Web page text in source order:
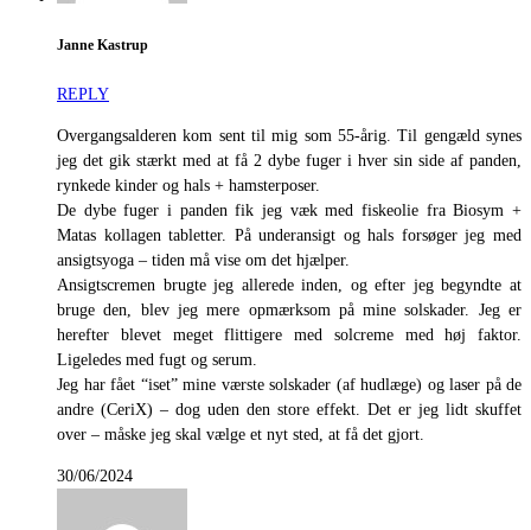
Janne Kastrup
REPLY
Overgangsalderen kom sent til mig som 55-årig. Til gengæld synes
jeg det gik stærkt med at få 2 dybe fuger i hver sin side af panden,
rynkede kinder og hals + hamsterposer.
De dybe fuger i panden fik jeg væk med fiskeolie fra Biosym +
Matas kollagen tabletter. På underansigt og hals forsøger jeg med
ansigtsyoga – tiden må vise om det hjælper.
Ansigtscremen brugte jeg allerede inden, og efter jeg begyndte at
bruge den, blev jeg mere opmærksom på mine solskader. Jeg er
herefter blevet meget flittigere med solcreme med høj faktor.
Ligeledes med fugt og serum.
Jeg har fået “iset” mine værste solskader (af hudlæge) og laser på de
andre (CeriX) – dog uden den store effekt. Det er jeg lidt skuffet
over – måske jeg skal vælge et nyt sted, at få det gjort.
30/06/2024